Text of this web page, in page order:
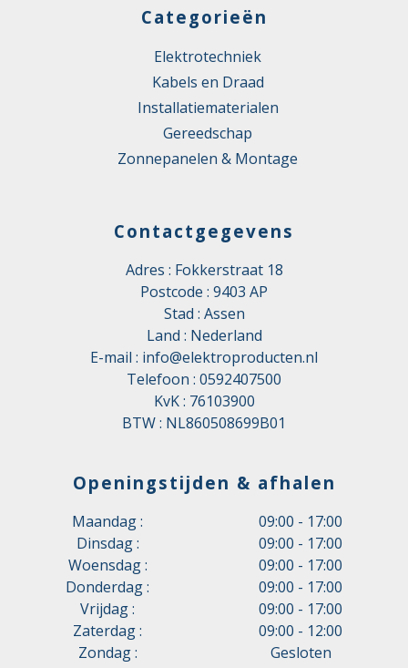
Categorieën
Elektrotechniek
Kabels en Draad
Installatiematerialen
Gereedschap
Zonnepanelen & Montage
Contactgegevens
Adres : Fokkerstraat 18
Postcode : 9403 AP
Stad : Assen
Land : Nederland
E-mail : info@elektroproducten.nl
Telefoon : 0592407500
KvK : 76103900
BTW : NL860508699B01
Openingstijden & afhalen
Maandag :
09:00 - 17:00
Dinsdag :
09:00 - 17:00
Woensdag :
09:00 - 17:00
Donderdag :
09:00 - 17:00
Vrijdag :
09:00 - 17:00
Zaterdag :
09:00 - 12:00
Zondag :
Gesloten